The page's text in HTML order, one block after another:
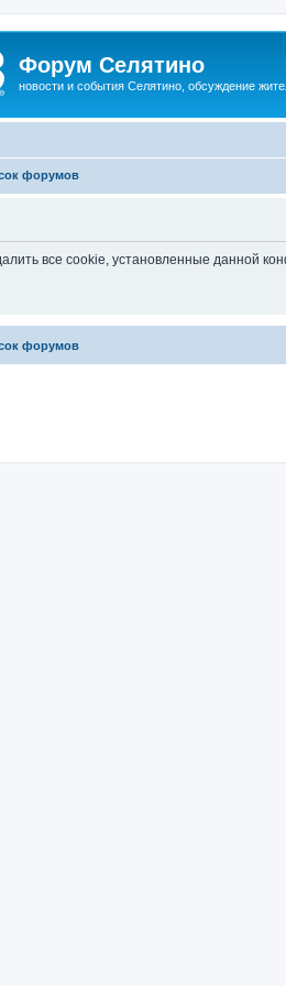
Форум Селятино
новости и события Селятино, обсуждение
форумов
все cookie, установленные данной
форумов